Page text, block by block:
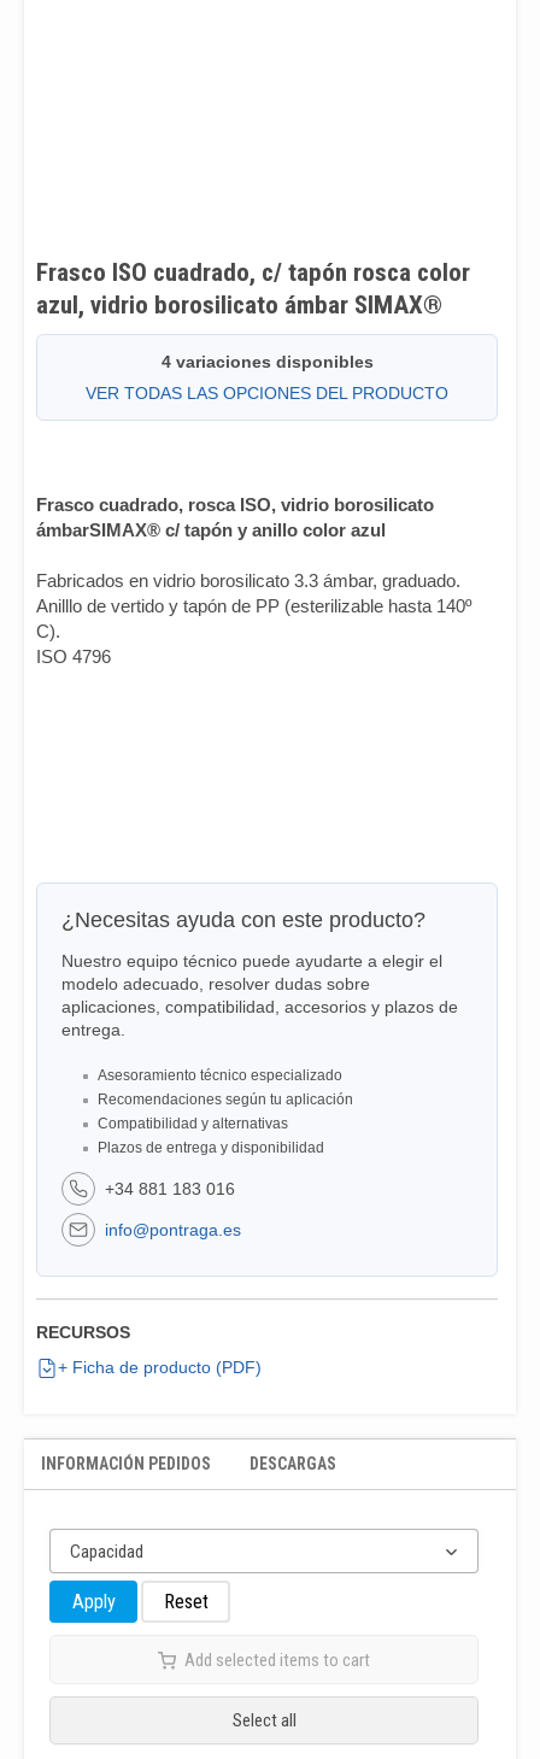
Frasco ISO cuadrado, c/ tapón rosca color
azul, vidrio borosilicato ámbar SIMAX®
4 variaciones disponibles
VER TODAS LAS OPCIONES DEL PRODUCTO
Frasco cuadrado, rosca ISO, vidrio borosilicato
ámbarSIMAX® c/ tapón y anillo color azul
Fabricados en vidrio borosilicato 3.3 ámbar, graduado.
Anilllo de vertido y tapón de PP (esterilizable hasta 140º
C).
ISO 4796
¿Necesitas ayuda con este producto?
Nuestro equipo técnico puede ayudarte a elegir el
modelo adecuado, resolver dudas sobre
aplicaciones, compatibilidad, accesorios y plazos de
entrega.
Asesoramiento técnico especializado
Recomendaciones según tu aplicación
Compatibilidad y alternativas
Plazos de entrega y disponibilidad
+34 881 183 016
info@pontraga.es
RECURSOS
+ Ficha de producto (PDF)
INFORMACIÓN PEDIDOS DESCARGAS
Capacidad
Apply Reset
Add selected items to cart
Select all